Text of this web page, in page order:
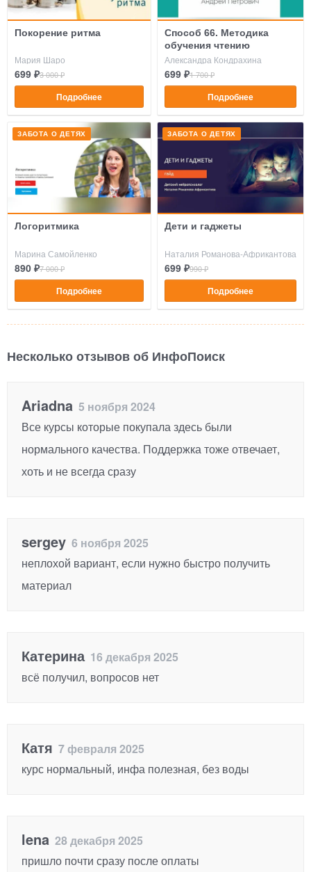
Покорение ритма
Мария Шаро
699 ₽3 000 ₽
Подробнее
Способ 66. Методика
обучения чтению
Александра Кондрахина
699 ₽1 700 ₽
Подробнее
ЗАБОТА О ДЕТЯХ
Логоритмика
Марина Самойленко
890 ₽7 000 ₽
Подробнее
ЗАБОТА О ДЕТЯХ
Дети и гаджеты
Наталия Романова-Африкантова
699 ₽990 ₽
Подробнее
Несколько отзывов об ИнфоПоиск
Ariadna 5 ноября 2024
Все курсы которые покупала здесь были
нормального качества. Поддержка тоже отвечает,
хоть и не всегда сразу
sergey 6 ноября 2025
неплохой вариант, если нужно быстро получить
материал
Катерина16 декабря 2025
всё получил, вопросов нет
Катя 7 февраля 2025
курс нормальный, инфа полезная, без воды
lena 28 декабря 2025
пришло почти сразу после оплаты